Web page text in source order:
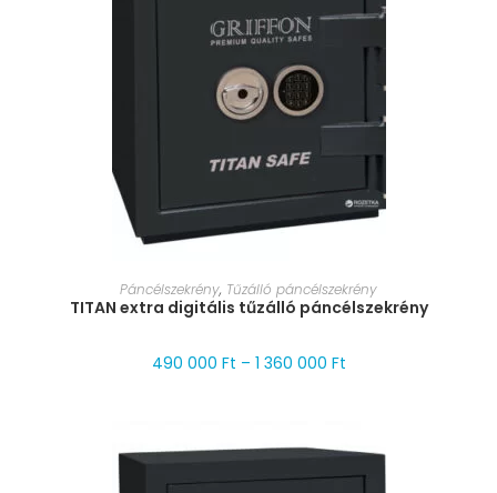
MÉRET VÁLASZTÁSA
Páncélszekrény, Tűzálló páncélszekrény
TITAN extra digitális tűzálló páncélszekrény
490 000 Ft – 1 360 000 Ft